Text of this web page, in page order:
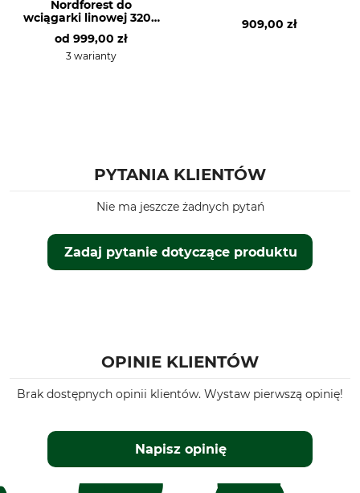
Nordforest do
wciągarki linowej 3200
od 999,00 zł
3 warianty
909,00 zł
PYTANIA KLIENTÓW
Zadaj pytanie dotyczące produktu
Nie ma jeszcze żadnych pytań
OPINIE KLIENTÓW
Brak dostępnych opinii klientów. Wystaw pierwszą opinię!
Napisz opinię